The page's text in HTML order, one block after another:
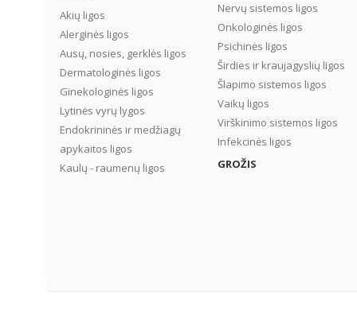
Akių ligos
Alerginės ligos
Ausų, nosies, gerklės ligos
Dermatologinės ligos
Ginekologinės ligos
Lytinės vyrų lygos
Endokrininės ir medžiagų
apykaitos ligos
Kaulų - raumenų ligos
Nervų sistemos ligos
Onkologinės ligos
Psichinės ligos
Širdies ir kraujagyslių ligos
Šlapimo sistemos ligos
Vaikų ligos
Virškinimo sistemos ligos
Infekcinės ligos
GROŽIS